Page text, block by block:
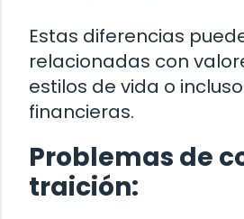
Estas diferencias
relacionadas con
estilos de vida o
financieras.
Problemas de
traición: